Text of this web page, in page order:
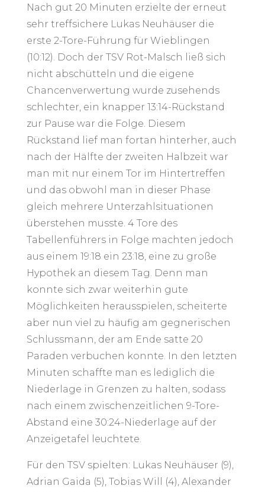
Nach gut 20 Minuten erzielte der erneut
sehr treffsichere Lukas Neuhäuser die
erste 2-Tore-Führung für Wieblingen
(10:12). Doch der TSV Rot-Malsch ließ sich
nicht abschütteln und die eigene
Chancenverwertung wurde zusehends
schlechter, ein knapper 13:14-Rückstand
zur Pause war die Folge. Diesem
Rückstand lief man fortan hinterher, auch
nach der Hälfte der zweiten Halbzeit war
man mit nur einem Tor im Hintertreffen
und das obwohl man in dieser Phase
gleich mehrere Unterzahlsituationen
überstehen musste. 4 Tore des
Tabellenführers in Folge machten jedoch
aus einem 19:18 ein 23:18, eine zu große
Hypothek an diesem Tag. Denn man
konnte sich zwar weiterhin gute
Möglichkeiten herausspielen, scheiterte
aber nun viel zu häufig am gegnerischen
Schlussmann, der am Ende satte 20
Paraden verbuchen konnte. In den letzten
Minuten schaffte man es lediglich die
Niederlage in Grenzen zu halten, sodass
nach einem zwischenzeitlichen 9-Tore-
Abstand eine 30:24-Niederlage auf der
Anzeigetafel leuchtete.
Für den TSV spielten: Lukas Neuhäuser (9),
Adrian Gaida (5), Tobias Will (4), Alexander